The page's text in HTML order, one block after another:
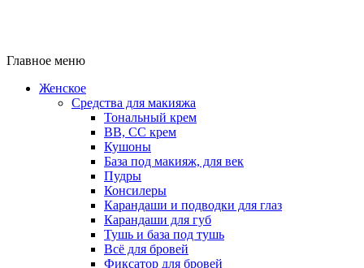
Главное меню
Женское
Средства для макияжа
Тональный крем
BB, CC крем
Кушоны
База под макияж, для век
Пудры
Консилеры
Карандаши и подводки для глаз
Карандаши для губ
Тушь и база под тушь
Всё для бровей
Фиксатор для бровей